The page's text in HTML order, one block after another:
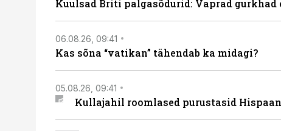
Kuulsad Briti palgasõdurid: Vaprad gurkhad
06.08.26, 09:41
Kas sõna “vatikan” tähendab ka midagi?
05.08.26, 09:41
Kullajahil roomlased purustasid